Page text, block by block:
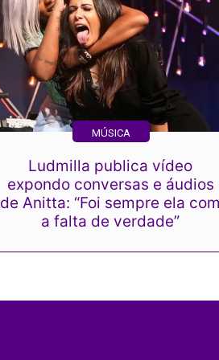
MÚSICA
Ludmilla publica vídeo
expondo conversas e áudios
de Anitta: “Foi sempre ela
a falta de verdade”